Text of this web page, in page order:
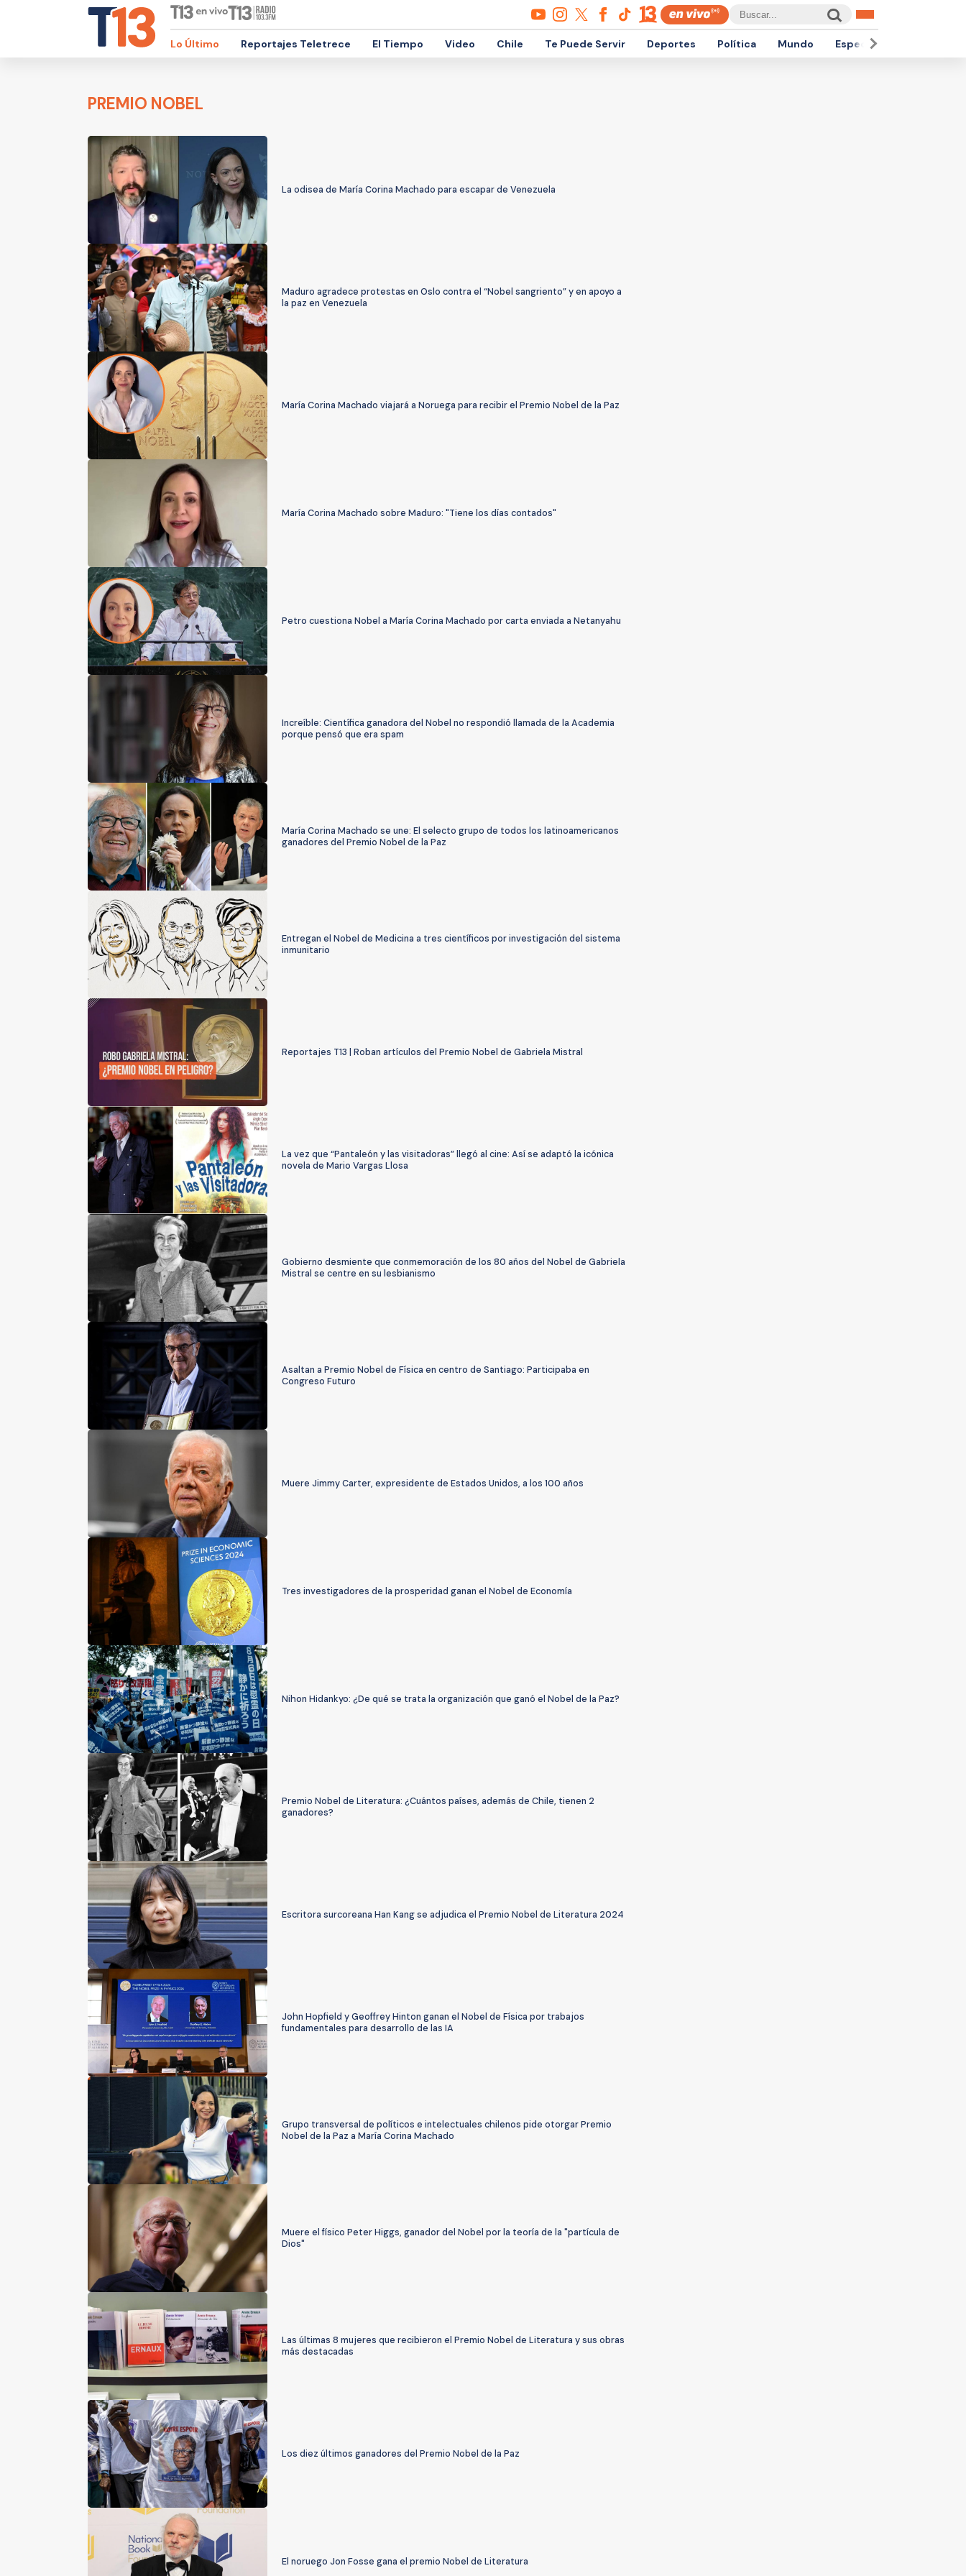
Lo Último Reportajes Teletrece El Tiempo Video Chile Te Puede Servir Deportes Política Mundo Espectáculos
PREMIO NOBEL
La odisea de María Corina Machado para escapar de Venezuela
Maduro agradece protestas en Oslo contra el “Nobel sangriento” y en apoyo a
la paz en Venezuela
María Corina Machado viajará a Noruega para recibir el Premio Nobel de la Paz
María Corina Machado sobre Maduro: "Tiene los días contados"
Petro cuestiona Nobel a María Corina Machado por carta enviada a Netanyahu
Increíble: Científica ganadora del Nobel no respondió llamada de la Academia
porque pensó que era spam
María Corina Machado se une: El selecto grupo de todos los latinoamericanos
ganadores del Premio Nobel de la Paz
Entregan el Nobel de Medicina a tres científicos por investigación del sistema
inmunitario
Reportajes T13 | Roban artículos del Premio Nobel de Gabriela Mistral
La vez que “Pantaleón y las visitadoras” llegó al cine: Así se adaptó la icónica
novela de Mario Vargas Llosa
Gobierno desmiente que conmemoración de los 80 años del Nobel de Gabriela
Mistral se centre en su lesbianismo
Asaltan a Premio Nobel de Física en centro de Santiago: Participaba en
Congreso Futuro
Muere Jimmy Carter, expresidente de Estados Unidos, a los 100 años
Tres investigadores de la prosperidad ganan el Nobel de Economía
Nihon Hidankyo: ¿De qué se trata la organización que ganó el Nobel de la Paz?
Premio Nobel de Literatura: ¿Cuántos países, además de Chile, tienen 2
ganadores?
Escritora surcoreana Han Kang se adjudica el Premio Nobel de Literatura 2024
John Hopfield y Geoffrey Hinton ganan el Nobel de Física por trabajos
fundamentales para desarrollo de las IA
Grupo transversal de políticos e intelectuales chilenos pide otorgar Premio
Nobel de la Paz a María Corina Machado
Muere el físico Peter Higgs, ganador del Nobel por la teoría de la "partícula de
Dios"
Las últimas 8 mujeres que recibieron el Premio Nobel de Literatura y sus obras
más destacadas
Los diez últimos ganadores del Premio Nobel de la Paz
El noruego Jon Fosse gana el premio Nobel de Literatura